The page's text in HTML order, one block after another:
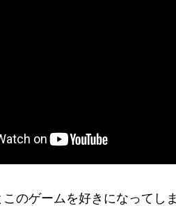
のゲームを好きになってし